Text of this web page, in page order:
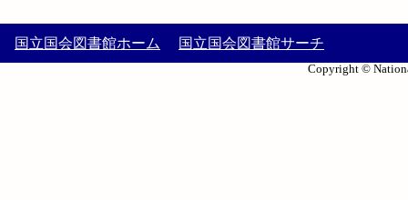
国立国会図書館ホーム 国立国会図書館サーチ
Copyright ©